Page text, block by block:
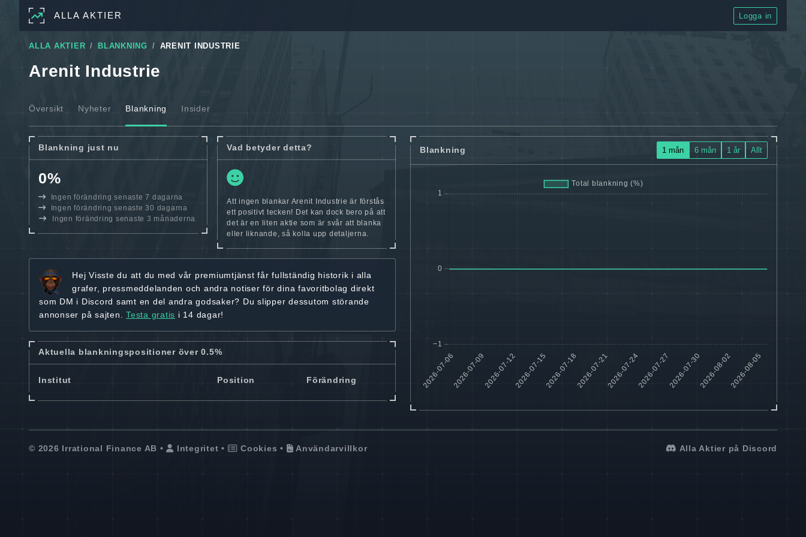
ALLA AKTIER Logga in
ALLA AKTIER BLANKNING ARENIT INDUSTRIE
Arenit Industrie
Översikt Nyheter Blankning Insider
Blankning just nu
0%
Ingen förändring senaste 7 dagarna
Ingen förändring senaste 30 dagarna
Ingen förändring senaste 3 månaderna
Vad betyder detta?
Att ingen blankar Arenit Industrie är förstås
ett positivt tecken! Det kan dock bero på att
det är en liten aktie som är svår att blanka
eller liknande, så kolla upp detaljerna.
Hej Visste du att du med vår premiumtjänst fårfullständig historik i alla
grafer, pressmeddelanden och andra notiser för dina favoritbolag direkt
som DM i Discord samt en del andra godsaker? Du slipper dessutom störande
annonser på sajten. Testa gratis i 14 dagar!
Aktuella blankningspositioner över 0.5%
Institut Position Förändring
Blankning 1 mån 6 mån 1 år Allt
© 2026 Irrational Finance AB • Integritet • Cookies • Användarvillkor Alla Aktier på Discord